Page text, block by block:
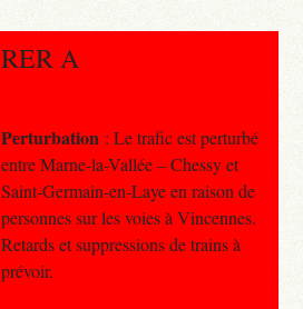
RER A
Perturbation : Le trafic est perturbé
entre Marne-la-Vallée – Chessy et
Saint-Germain-en-Laye en raison de
personnes sur les voies à Vincennes.
Retards et suppressions de trains à
prévoir.